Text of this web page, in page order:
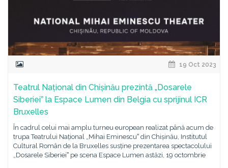
19 Oct 2023
Teatrul Național din Chișinău prezintă „Dosarele
Siberieiˮ la Espace Lumen din Belgia cu sprijinul ICR
Bruxelles
În cadrul celui mai amplu turneu european realizat până acum de
trupa Teatrului Național „Mihai Eminescuˮ din Chișinău, Institutul
Cultural Român de la Bruxelles susține prezentarea spectacolului
„Dosarele Siberieiˮ pe scena Espace Lumen astăzi, 19 octombrie